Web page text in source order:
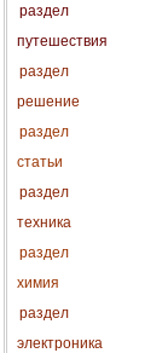
раздел
путешествия
раздел
решение
раздел
статьи
раздел
техника
раздел
химия
раздел
электроника